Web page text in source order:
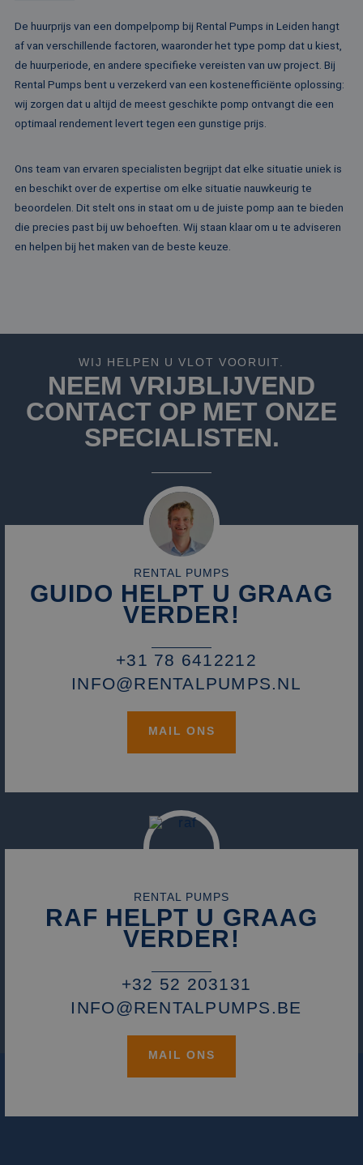
De huurprijs van een dompelpomp bij Rental Pumps in Leiden hangt
af van verschillende factoren, waaronder het type pomp dat u kiest,
de huurperiode, en andere specifieke vereisten van uw project. Bij
Rental Pumps bent u verzekerd van een kostenefficiënte oplossing:
wij zorgen dat u altijd de meest geschikte pomp ontvangt die een
optimaal rendement levert tegen een gunstige prijs.
Ons team van ervaren specialisten begrijpt dat elke situatie uniek is
en beschikt over de expertise om elke situatie nauwkeurig te
beoordelen. Dit stelt ons in staat om u de juiste pomp aan te bieden
die precies past bij uw behoeften. Wij staan klaar om u te adviseren
en helpen bij het maken van de beste keuze.
WIJ HELPEN U VLOT VOORUIT.
NEEM VRIJBLIJVEND
CONTACT OP MET ONZE
SPECIALISTEN.
RENTAL PUMPS
GUIDO HELPT U GRAAG
VERDER!
+31 78 6412212
INFO@RENTALPUMPS.NL
MAIL ONS
RENTAL PUMPS
RAF HELPT U GRAAG
VERDER!
+32 52 203131
INFO@RENTALPUMPS.BE
MAIL ONS
Microsoft
Corporation
.linkedin.com
Dit is een
MSN 1st party
die zorgt voor de
goede werking
deze website.
SM
.c.clarity.ms Sessie
Dit is een
MSN 1st party
die we gebruiken
_fbp
Meta Platform
.rentalpumps.eu
2 maanden 4
Gebruikt door
reeks
te leveren, zoals
realtime bieden